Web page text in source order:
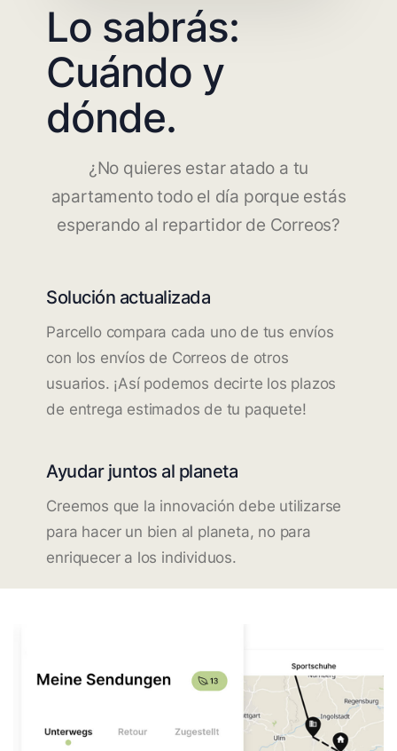
Lo sabrás:
Cuándo y
dónde.
¿No quieres estar atado a tu
apartamento todo el día porque estás
esperando al repartidor de Correos?
Solución actualizada
Parcello compara cada uno de tus envíos
con los envíos de Correos de otros
usuarios. ¡Así podemos decirte los plazos
de entrega estimados de tu paquete!
Ayudar juntos al planeta
Creemos que la innovación debe utilizarse
para hacer un bien al planeta, no para
enriquecer a los individuos.